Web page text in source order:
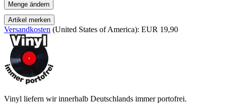
Menge ändern
Artikel merken
Versandkosten (United States of America): EUR 19,90
Vinyl liefern wir innerhalb Deutschlands immer portofrei.